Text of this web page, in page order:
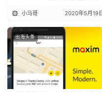
小马哥 2020年5月19
出海头条